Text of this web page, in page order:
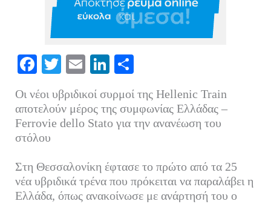
Fa
bo
ok
T
tte
r
E
ail
Li
ed
In
ρ
α
εί
τε
Οι νέοι υβριδικοί συρμοί της Hellenic Train
αποτελούν μέρος της συμφωνίας Ελλάδας –
Ferrovie dello Stato για την ανανέωση του
στόλου
Στη Θεσσαλονίκη έφτασε το πρώτο από τα 25
νέα υβριδικά τρένα που πρόκειται να παραλάβει η
Ελλάδα, όπως ανακοίνωσε με ανάρτησή του ο